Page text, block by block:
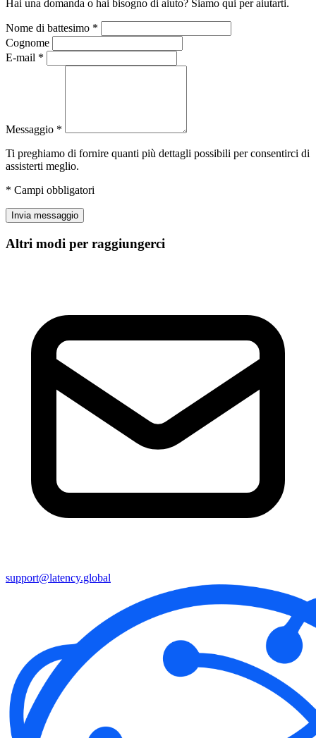
Hai una domanda o hai bisogno di aiuto? Siamo qui per aiutarti.
Nome di battesimo *
Cognome
E-mail *
Messaggio *
Ti preghiamo di fornire quanti più dettagli possibili per consentirci di
assisterti meglio.
* Campi obbligatori
Invia messaggio
Altri modi per raggiungerci
support@latency.global